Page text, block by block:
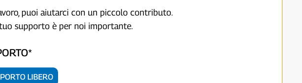
puoi aiutarci con un piccolo contributo.
supporto è per noi importante.
LIBERO